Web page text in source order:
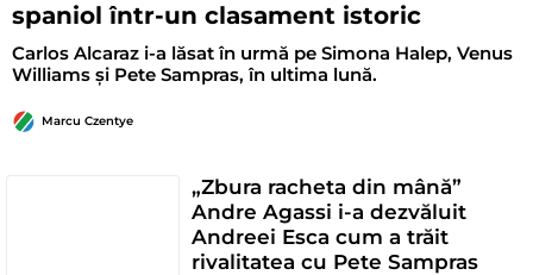
spaniol într-un clasament istoric
Carlos Alcaraz i-a lăsat în urmă pe Simona Halep, Venus
Williams și Pete Sampras, în ultima lună.
Marcu Czentye
„Zbura racheta din mână”
Andre Agassi i-a dezvăluit
Andreei Esca cum a trăit
rivalitatea cu Pete Sampras